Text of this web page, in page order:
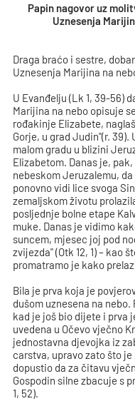
Papin nagovor uz
Uznesenja
Draga braćo i sestre,
Uznesenja Marijina na
U Evanđelju (Lk 1, 39-56)
Marijina na nebo opisuje
rođakinje Elizabete,
Gorje, u grad Judin"(r.
malom gradu u blizini
Elizabetom. Danas je,
nebeskom Jeruzalemu,
ponovno vidi lice svoga
zemaljskom životu
posljednje bolne etape
muke. Danas je vidimo
suncem, mjesec joj pod
zvijezda" (Otk 12, 1) – kao
promatramo je kako
Bila je prva koja je
dušom uznesena na
kad je još bio dijete i prva
uvedena u Očevo vječno
jednostavna djevojka iz
carstva, upravo zato što
dopustio da za čitavu
Gospodin silne zbacuje s
1, 52).